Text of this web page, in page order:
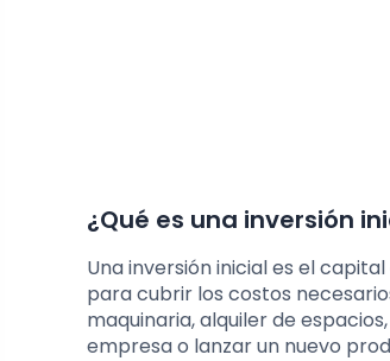
¿Qué es una inversión
Una inversión inicial es el
para cubrir los costos
maquinaria, alquiler de
empresa o lanzar un nuevo